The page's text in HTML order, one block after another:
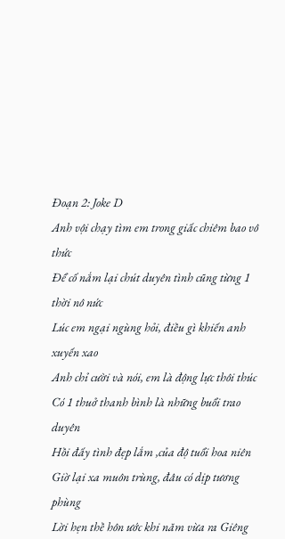
Đoạn 2: Joke D
Anh vội chạy tìm em trong giấc chiêm bao vô
thức
Để cố nắm lại chút duyên tình cũng từng 1
thời nô nức
Lúc em ngại ngùng hỏi, điều gì khiến anh
xuyến xao
Anh chỉ cười và nói, em là động lực thôi thúc
Có 1 thuở thanh bình là những buổi trao
Hồi đấy tình đẹp lắm ,của độ tuổi hoa niên
Giờ lại xa muôn trùng, đâu có dịp tương
phùng
Lời hẹn thề hôn ước khi năm vừa ra Giêng